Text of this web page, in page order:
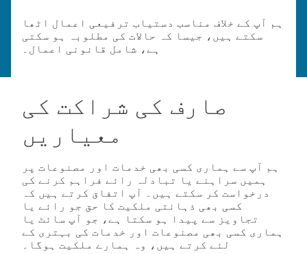
ہم آپ کے خلاف مناسب دستیاب ترفیعی اعمال اٹھا
سکتے ہیں، جیسا کہ حالات کی مطلوبہ ہو سکتی
ہے، شامل قانونی اعمال۔
صارف کی شراکت کی
معیاریں
ہم آپ سے ہماری کسی بھی خدمات اور مصنوعات پر
ہمیں سراہنے یا تبادلہ رائے فراہم کرنے کی
درخواست کر سکتے ہیں۔ آپ اتفاق کرتے ہیں کہ
کسی بھی ذہانتی ملکیت کا حق جو رائے یا
تجاویز سے پیدا ہو سکتا ہے، جو آپ سائٹ یا
ہماری کسی بھی مصنوعات اور خدمات کی بہتری کے
لئے کرتے ہیں، وہ ہمارے ملکیت ہوگا۔